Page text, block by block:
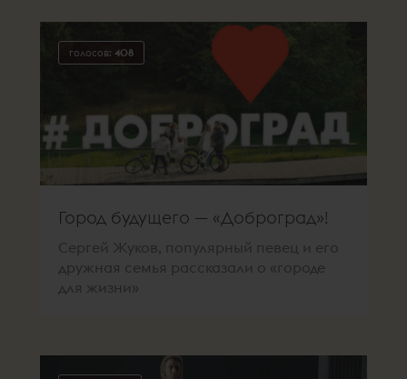
голосов: 408
Город будущего — «Доброград»!
Сергей Жуков, популярный певец и его
дружная семья рассказали о «городе
для жизни»